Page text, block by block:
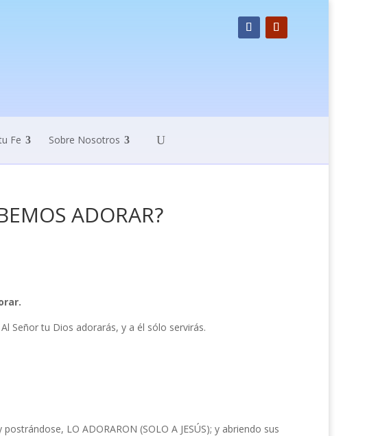
Fe Sobre Nosotros
ADORAR?
Señor tu Dios adorarás, y a él sólo servirás.
LO ADORARON (SOLO A JESÚS); y abriendo sus